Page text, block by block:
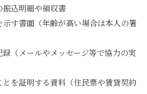
込明細や領収書
示す書面（年齢が高い場合は本人の署
（メールやメッセージ等で協力の実
とを証明する資料（住民票や賃貸契約